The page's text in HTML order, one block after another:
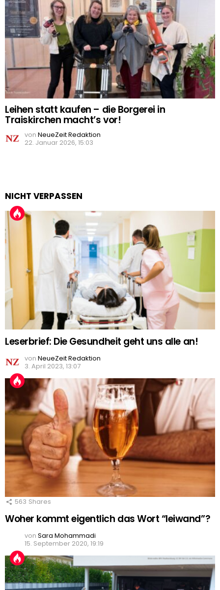
Leihen statt kaufen – die Borgerei in
Traiskirchen macht’s vor!
von NeueZeit Redaktion
22. Januar 2026, 15:03
NICHT VERPASSEN
Leserbrief: Die Gesundheit geht uns alle an!
von NeueZeit Redaktion
3. April 2023, 13:07
563 Shares
Woher kommt eigentlich das Wort “leiwand”?
von Sara Mohammadi
15. September 2020, 19:19